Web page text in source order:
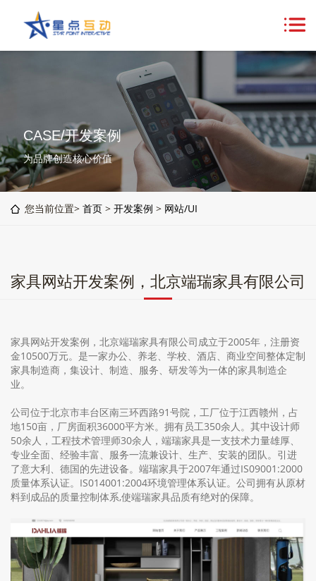
CASE/开发案例
为品牌创造核心价值
您当前位置> 首页 > 开发案例 > 网站/UI
家具网站开发案例，北京端瑞家具有限公司
家具网站开发案例，北京端瑞家具有限公司成立于2005年，注册资
金10500万元。是一家办公、养老、学校、酒店、商业空间整体定制
家具制造商，集设计、制造、服务、研发等为一体的家具制造企
业。
公司位于北京市丰台区南三环西路91号院，工厂位于江西赣州，占
地150亩，厂房面积36000平方米。拥有员工350余人。其中设计师
50余人，工程技术管理师30余人，端瑞家具是一支技术力量雄厚、
专业全面、经验丰富、服务一流兼设计、生产、安装的团队。引进
了意大利、德国的先进设备。端瑞家具于2007年通过IS09001:2000
质量体系认证。IS014001:2004环境管理体系认证。公司拥有从原材
料到成品的质量控制体系,使端瑞家具品质有绝对的保障。